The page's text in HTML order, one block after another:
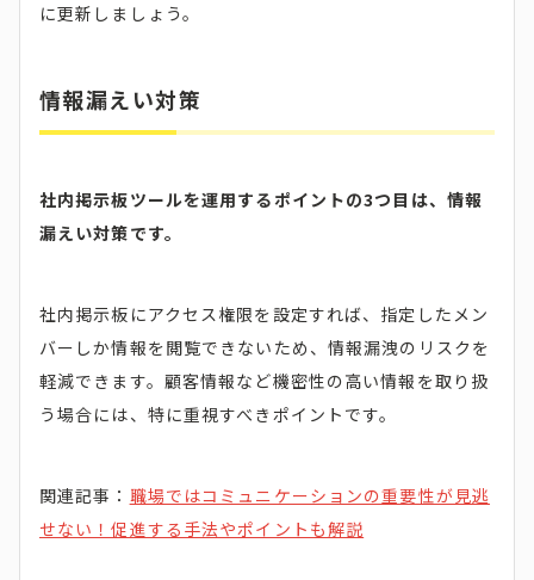
に更新しましょう。
情報漏えい対策
社内掲示板ツールを運用するポイントの3つ目は、情報
漏えい対策です。
社内掲示板にアクセス権限を設定すれば、指定したメン
バーしか情報を閲覧できないため、情報漏洩のリスクを
軽減できます。顧客情報など機密性の高い情報を取り扱
う場合には、特に重視すべきポイントです。
関連記事： 職場ではコミュニケーションの重要性が見逃
せない！促進する手法やポイントも解説